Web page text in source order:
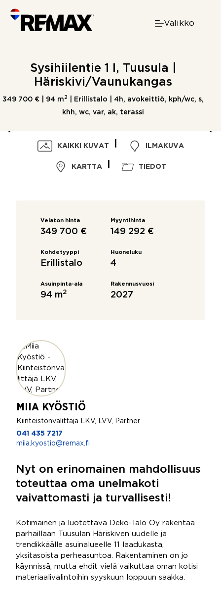
content
Valikko
Sysihiilentie 1 I, Tuusula |
Häriskivi/Vaunukangas
349 700 € | 94 m 2 | Erillistalo | 4h, avokeittiö, kph/wc, s,
khh, wc, var, ak, terassi
KAIKKI KUVAT ILMAKUVA
KARTTA TIEDOT
Velaton hinta
349 700 €
Myyntihinta
149 292 €
Kohdetyyppi
Erillistalo
Huoneluku
4
Asuinpinta-ala
94 m2
Rakennusvuosi
2027
MIIA KYÖSTIÖ
Kiinteistönvälittäjä LKV, LVV, Partner
041 435 7217
miia.kyostio@remax.fi
Nyt on erinomainen mahdollisuus
toteuttaa oma unelmakoti
vaivattomasti ja turvallisesti!
Kotimainen ja luotettava Deko-Talo Oy rakentaa
parhaillaan Tuusulan Häriskiven uudelle ja
trendikkäälle asuinalueelle 11 laadukasta,
yksitasoista perheasuntoa. Rakentaminen on jo
käynnissä, mutta ehdit vielä vaikuttaa oman kotisi
materiaalivalintoihin syyskuun loppuun saakka.